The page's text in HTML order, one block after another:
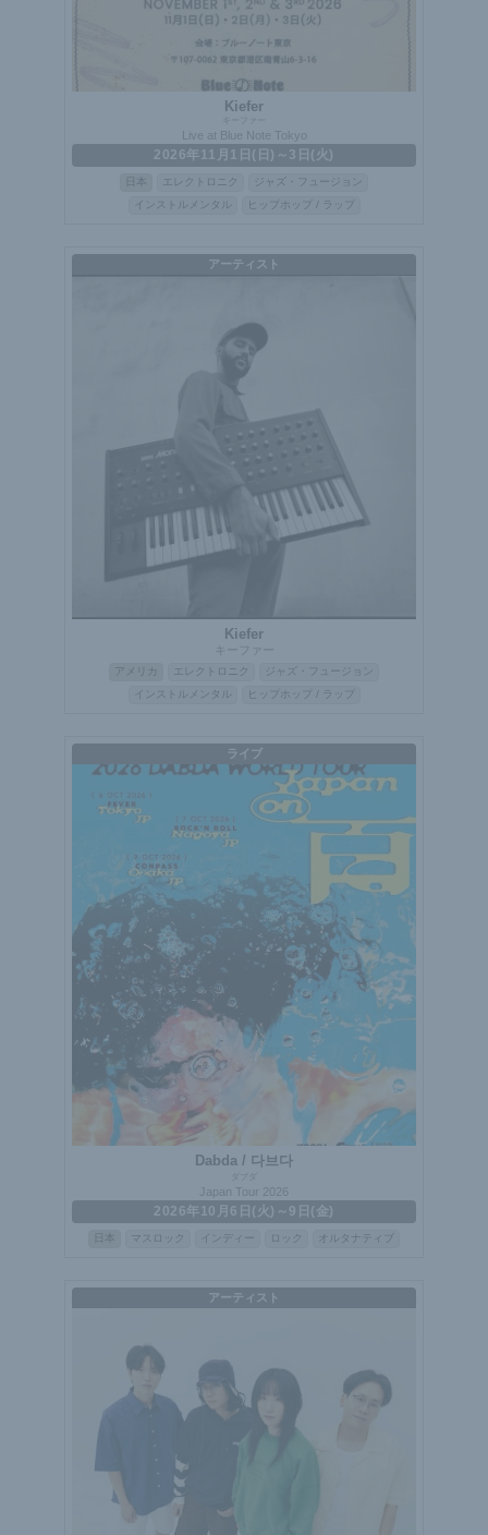
Kiefer
Live at Blue Note Tokyo
2026年11月1日(日)～3日(火)
エレクトロニク
ジャズ・フュージョン
インストルメンタル
ヒップホップ / ラップ
アーティスト
Kiefer
キーファー
アメリカ エレクトロニク
ジャズ・フュージョン
インストルメンタル
ヒップホップ / ラップ
ライブ
Dabda / 다브다
ダブダ
Japan Tour 2026
2026年10月6日(火)～9日(金)
マスロック インディー ロック オルタナティブ
アーティスト